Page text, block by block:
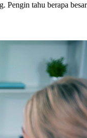
Pengin tahu berapa